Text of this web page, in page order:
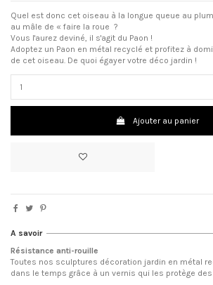
Quel est donc cet oiseau à la longue queue au
au mâle de « faire la roue ?
Vous l'aurez deviné, il s'agit du Paon !
Adoptez un Paon en métal recyclé et profitez à
de cet oiseau. De quoi égayer votre déco jardin !
Ajouter au panier
A savoir
Résistance anti-rouille
Toutes nos sculptures décoration jardin en métal
dans le temps grâce à un vernis qui les protège